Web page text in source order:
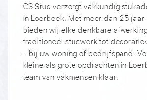
CS Stuc verzorgt vakkundig
in Loerbeek. Met meer dan 25 jaar
bieden wij elke denkbare
traditioneel stucwerk tot
– bij uw woning of bedrijfspand.
kleine als grote opdrachten in
team van vakmensen klaar.